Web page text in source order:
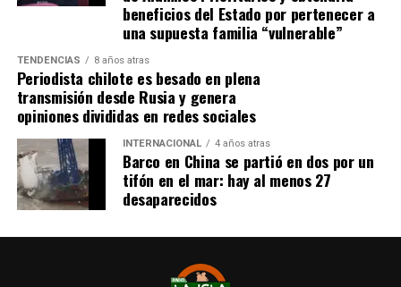
Cabe recordar que el consejero Francisco Cárcamo había
planteado esta inquietud el pasado 20 de marzo en el
Consejo Regional, logrando el acuerdo de todos los
consejeros para oficiar al Ministerio del ramo e invitar a
la Seremi de Bienes Nacionales para informar de la
situación.
El personero indicó que la aplicación del dictamen de
Contraloría había generado una tremenda
contradicción entre ministerios, dado que por un lado el
Ministerio de Bienes Nacionales no entregaba títulos de
llamaba a postular a subsidios habitaciones rurales,
beneficios del Estado por pertenecer a
una supuesta familia “vulnerable”
TENDENCIAS 8 años atras
Periodista chilote es besado en plena
transmisión desde Rusia y genera
opiniones divididas en redes sociales
INTERNACIONAL 4 años atras
Barco en China se partió en dos por un
tifón en el mar: hay al menos 27
desaparecidos